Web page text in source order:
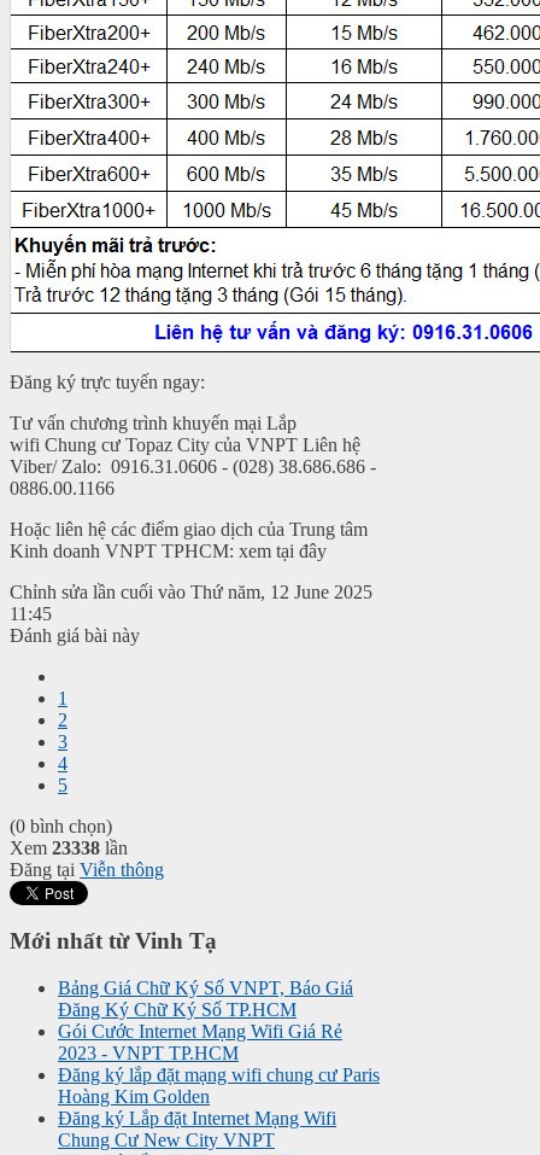
Đăng ký trực tuyến ngay:
Tư vấn chương trình khuyến mại Lắp
wifi Chung cư Topaz City của VNPT Liên hệ
Viber/ Zalo: 0916.31.0606 - (028) 38.686.686 -
0886.00.1166
Hoặc liên hệ các điểm giao dịch của Trung tâm
Kinh doanh VNPT TPHCM: xem tại đây
Chỉnh sửa lần cuối vào Thứ năm, 12 June 2025
11:45
Đánh giá bài này
1
2
3
4
5
(0 bình chọn)
Xem 23338 lần
Đăng tại Viễn thông
Mới nhất từ Vinh Tạ
Bảng Giá Chữ Ký Số VNPT, Báo Giá
Đăng Ký Chữ Ký Số TP.HCM
Gói Cước Internet Mạng Wifi Giá Rẻ
2023 - VNPT TP.HCM
Đăng ký lắp đặt mạng wifi chung cư Paris
Hoàng Kim Golden
Đăng ký Lắp đặt Internet Mạng Wifi
Chung Cư New City VNPT